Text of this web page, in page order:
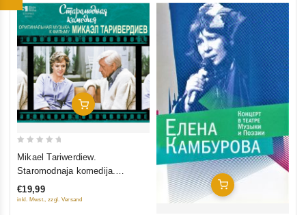
In Den Warenkorb
5
Mikael Tariwerdiew.
Staromodnaja komedija.
Originalnaja musyka k filmu
€19,99
inkl. Mwst., zzgl. Versand
In Den Warenkorb